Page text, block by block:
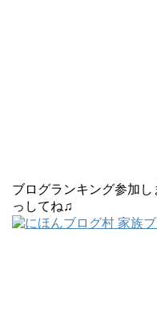
ブログランキング参加
っしてね♫